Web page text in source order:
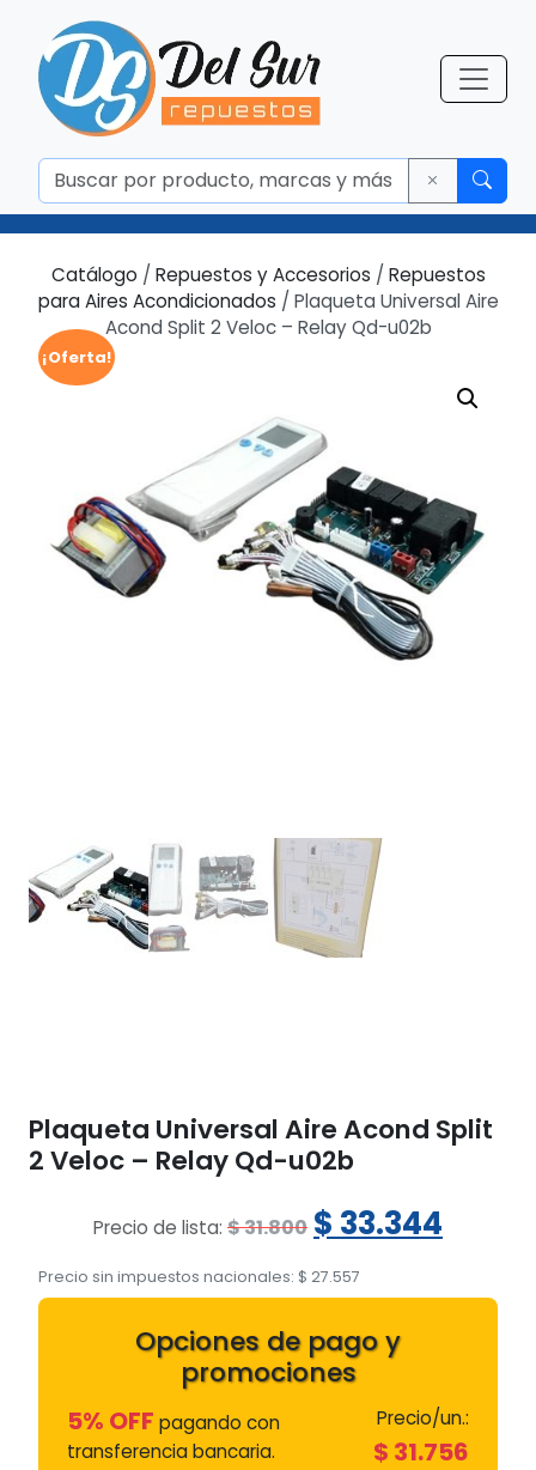
¡Oferta!
Catálogo / Repuestos y Accesorios / Repuestos
para Aires Acondicionados / Plaqueta Universal Aire
Acond Split 2 Veloc – Relay Qd-u02b
Plaqueta Universal Aire Acond Split
2 Veloc – Relay Qd-u02b
Precio de lista: $31.800 El
precio
original
era:
$ 31.800.
$ 33.344
$
Precio sin impuestos nacionales: $ 27.557
Opciones de pago y
promociones
5% OFF pagando con
transferencia bancaria.
Precio/un.:
$ 31.756